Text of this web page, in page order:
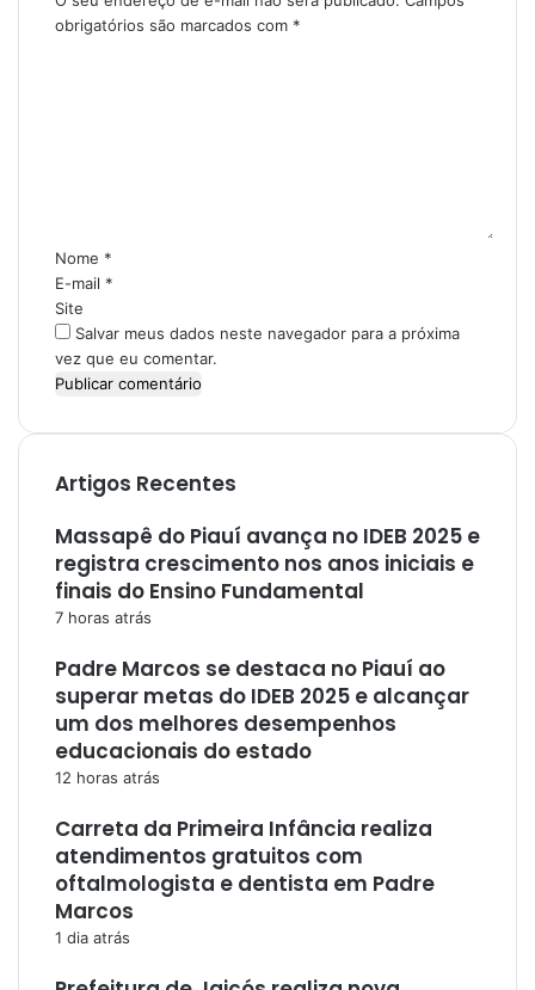
obrigatórios são marcados com *
i
o
*
Nome *
E-mail *
Site
Salvar meus dados neste navegador para a próxima
vez que eu comentar.
Artigos Recentes
Massapê do Piauí avança no IDEB 2025 e
registra crescimento nos anos iniciais e
finais do Ensino Fundamental
7 horas atrás
Padre Marcos se destaca no Piauí ao
superar metas do IDEB 2025 e alcançar
um dos melhores desempenhos
educacionais do estado
12 horas atrás
Carreta da Primeira Infância realiza
atendimentos gratuitos com
oftalmologista e dentista em Padre
Marcos
1 dia atrás